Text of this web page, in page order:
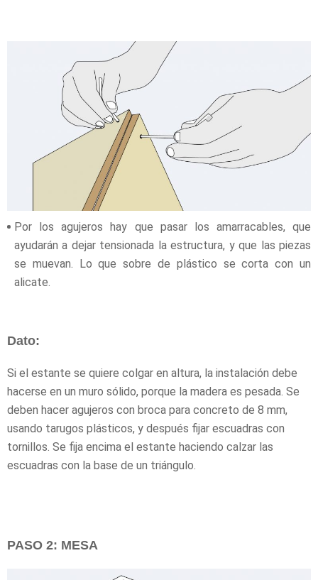
Por los agujeros hay que pasar los amarracables, que
ayudarán a dejar tensionada la estructura, y que las piezas
se muevan. Lo que sobre de plástico se corta con un
alicate.
Dato:
Si el estante se quiere colgar en altura, la instalación debe
hacerse en un muro sólido, porque la madera es pesada. Se
deben hacer agujeros con broca para concreto de 8 mm,
usando tarugos plásticos, y después fijar escuadras con
tornillos. Se fija encima el estante haciendo calzar las
escuadras con la base de un triángulo.
PASO 2: MESA